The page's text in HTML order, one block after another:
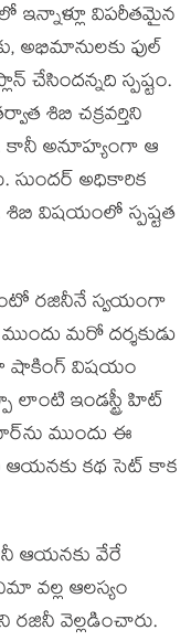
ఇన్నాళ్లూ విపరీతమైన
అభిమానులకు ఫుల్
చేసిందన్నది స్పష్టం.
శిబి చక్రవర్తిని
కానీ అనూహ్యంగా ఆ
సుందర్ అధికారిక
శిబి విషయంలో స్పష్టత
రజినీనే స్వయంగా
మరో దర్శకుడు
షాకింగ్ విషయం
లాంటి ఇండస్ట్రీ హిట్
ముందు ఈ
ఆయనకు కథ సెట్ కాక
ఆయనకు వేరే
వల్ల ఆలస్యం
రజినీ వెల్లడించారు.